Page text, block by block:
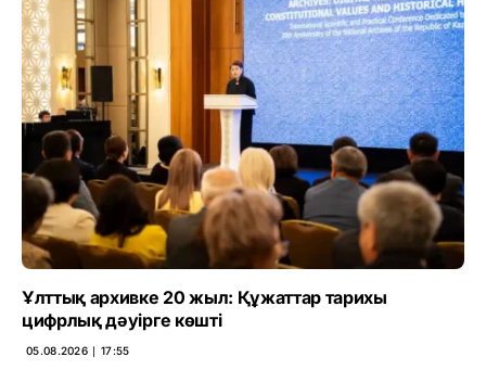
Ұлттық архивке 20 жыл: Құжаттар тарихы
цифрлық дәуірге көшті
05.08.2026 ∣ 17:55